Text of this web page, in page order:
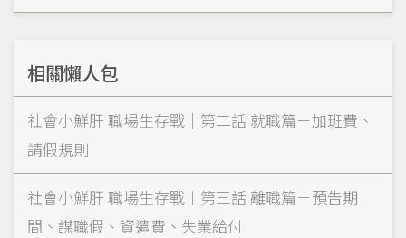
相關懶人包
社會小鮮肝 職場生存戰｜第二話 就職篇－加班費、
請假規則
社會小鮮肝 職場生存戰︱第三話 離職篇－預告期
間、謀職假、資遣費、失業給付